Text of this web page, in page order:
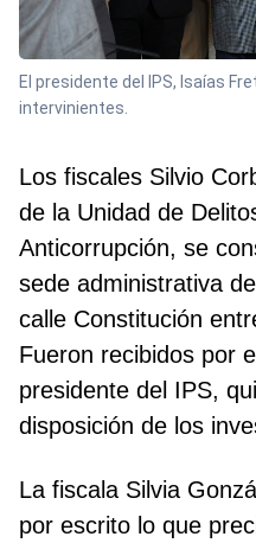
El presidente del IPS, Isaías
intervinientes.
Los fiscales Silvio
de la Unidad de
Anticorrupción, se
sede administrativa
calle Constitución
Fueron recibidos por
presidente del IPS,
disposición de los
La fiscala Silvia
por escrito lo que